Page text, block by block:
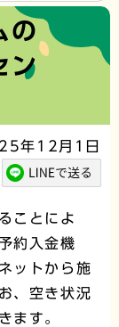
の
ン
年12月1日
ことによ
約入金機
ットから施
、空き状況
ます。